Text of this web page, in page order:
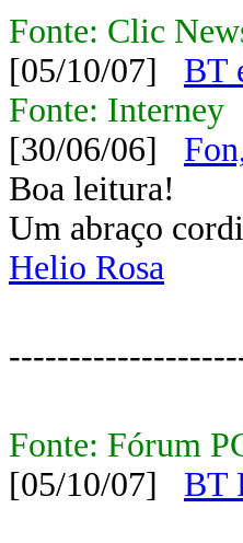
Fonte: Clic
[05/10/07] BT
Fonte: Interney
[30/06/06]
Boa leitura!
Um abraço
Helio Rosa
Fonte: Fórum
[05/10/07] BT